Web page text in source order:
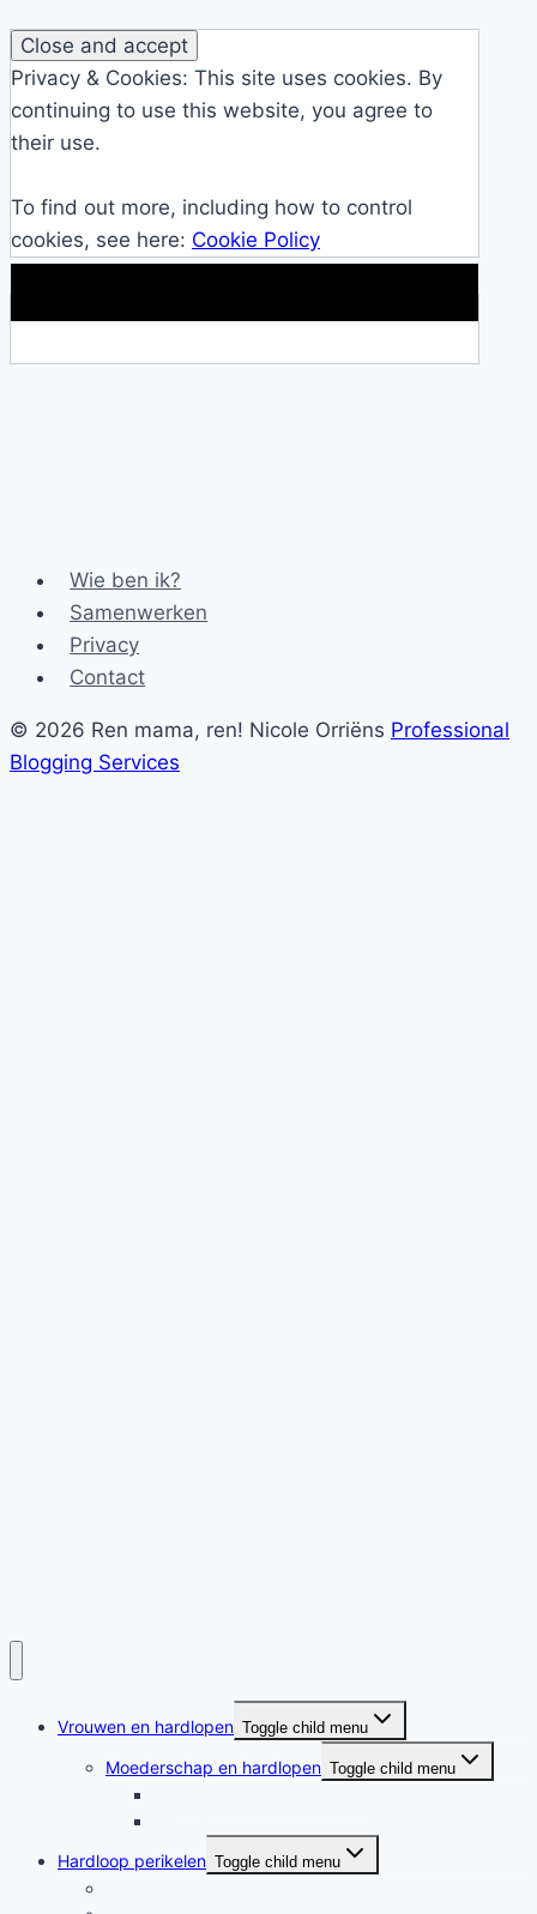
Privacy & Cookies: This site uses cookies. By
continuing to use this website, you agree to
their use.
To find out more, including how to control
cookies, see here: Cookie Policy
Wie ben ik?
Samenwerken
Privacy
Contact
© 2026 Ren mama, ren! Nicole Orriëns Professional
Blogging Services
Vrouwen en hardlopen Toggle child menu
Moederschap en hardlopen Toggle child menu
Hardloop perikelen Toggle child menu